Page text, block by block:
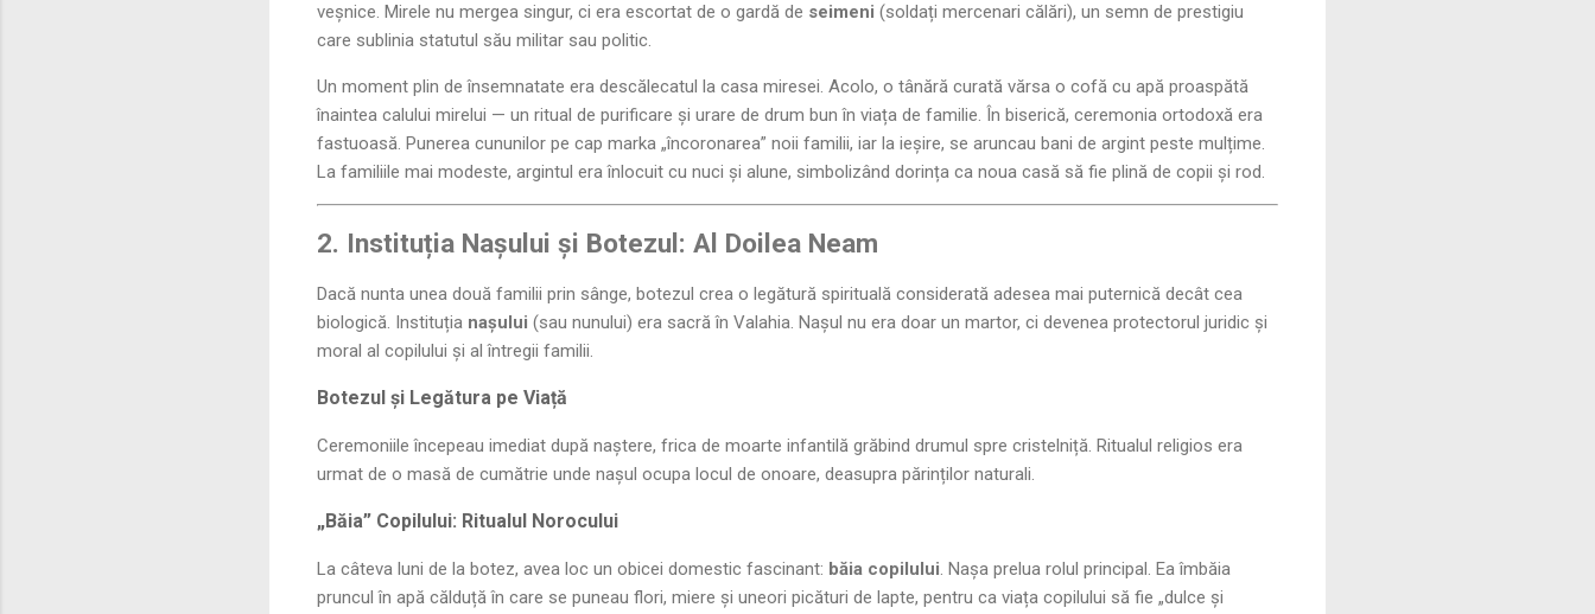
veșnice. Mirele nu mergea singur, ci era escortat de o gardă de seimeni (soldați mercenari călări), un semn de prestigiu
care sublinia statutul său militar sau politic.
Un moment plin de însemnatate era descălecatul la casa miresei. Acolo, o tânără curată vărsa o cofă cu apă proaspătă
înaintea calului mirelui — un ritual de purificare și urare de drum bun în viața de familie. În biserică, ceremonia ortodoxă era
fastuoasă. Punerea cununilor pe cap marka „încoronarea” noii familii, iar la ieșire, se aruncau bani de argint peste mulțime.
La familiile mai modeste, argintul era înlocuit cu nuci și alune, simbolizând dorința ca noua casă să fie plină de copii și rod.
2. Instituția Nașului și Botezul: Al Doilea Neam
Dacă nunta unea două familii prin sânge, botezul crea o legătură spirituală considerată adesea mai puternică decât cea
biologică. Instituția nașului (sau nunului) era sacră în Valahia. Nașul nu era doar un martor, ci devenea protectorul juridic și
moral al copilului și al întregii familii.
Botezul și Legătura pe Viață
Ceremoniile începeau imediat după naștere, frica de moarte infantilă grăbind drumul spre cristelniță. Ritualul religios era
urmat de o masă de cumătrie unde nașul ocupa locul de onoare, deasupra părinților naturali.
„Băia” Copilului: Ritualul Norocului
La câteva luni de la botez, avea loc un obicei domestic fascinant: băia copilului . Nașa prelua rolul principal. Ea îmbăia
pruncul în apă călduță în care se puneau flori, miere și uneori picături de lapte, pentru ca viața copilului să fie „dulce și